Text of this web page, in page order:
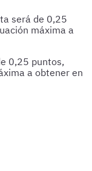
será de 0,25
máxima a
0,25 puntos,
a obtener en